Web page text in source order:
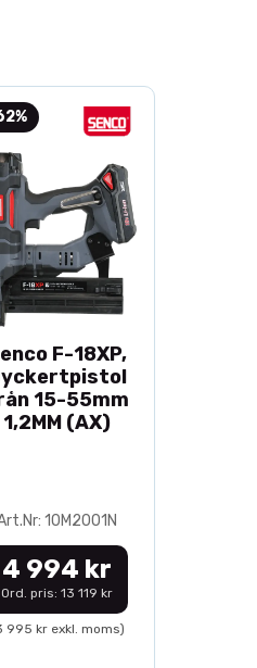
F-18XP,
15-55mm
1,2MM (AX)
10M2001N
4 994 kr
Ord. pris: 13 119 kr
995 kr exkl. moms)